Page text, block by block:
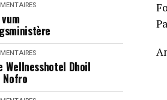
Dhoil
Nofro